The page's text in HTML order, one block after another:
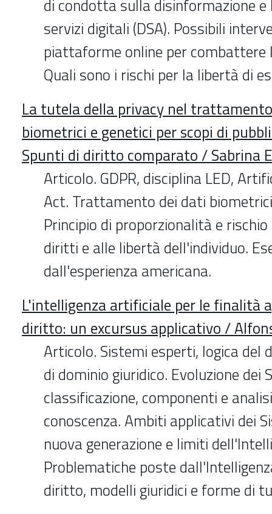
di condotta sulla disinformazione e
servizi digitali (DSA). Possibili
piattaforme online per combattere
Quali sono i rischi per la libertà di
La tutela della privacy nel
biometrici e genetici per scopi di
Spunti di diritto comparato / Sabrina
Articolo. GDPR, disciplina LED,
Act. Trattamento dei dati
Principio di proporzionalità e
diritti e alle libertà dell'individuo.
dall'esperienza americana.
L'intelligenza artificiale per le finalità
diritto: un excursus applicativo /
Articolo. Sistemi esperti, logica del
di dominio giuridico. Evoluzione dei
classificazione, componenti e
conoscenza. Ambiti applicativi dei
nuova generazione e limiti
Problematiche poste
diritto, modelli giuridici e forme di